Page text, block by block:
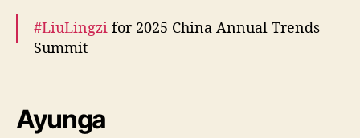
#LiuLingzi for 2025 China Annual Trends
Summit
8hX pic.twitter.com/SfnjZwO6UX
Ayunga